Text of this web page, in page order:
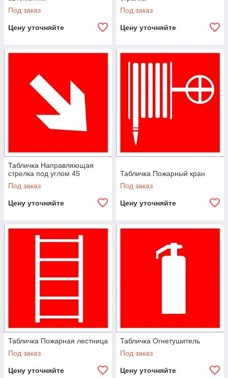
Под заказ
Цену уточняйте
Под заказ
Цену уточняйте
Табличка Направляющая
стрелка под углом 45
Под заказ
Цену уточняйте
Табличка Пожарный кран
Под заказ
Цену уточняйте
Табличка Пожарная лестница
Под заказ
Цену уточняйте
Табличка Огнетушитель
Под заказ
Цену уточняйте